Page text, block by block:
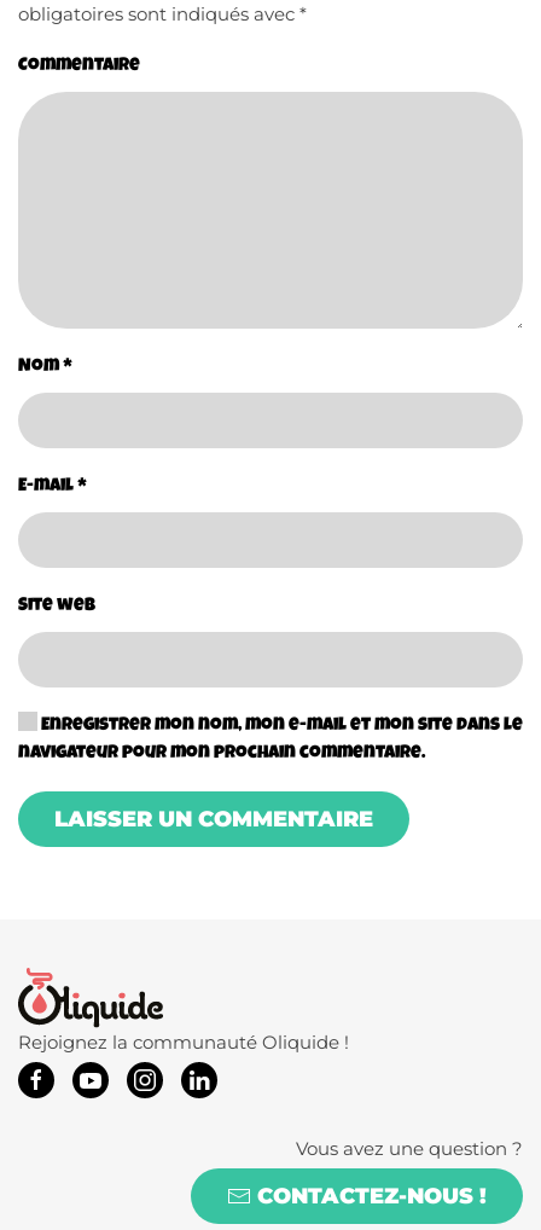
obligatoires sont indiqués avec *
Commentaire
Nom*
E-mail *
Site web
Enregistrer mon nom, mon e-mail et mon site dans le
navigateur pour mon prochain commentaire.
LAISSER UN COMMENTAIRE
Rejoignez la communauté Oliquide !
Vous avez une question ?
CONTACTEZ-NOUS !